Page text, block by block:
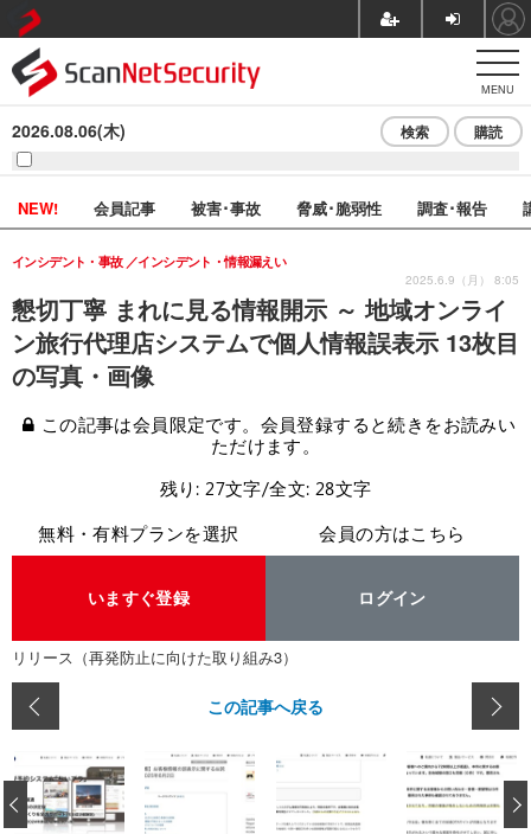
MENU
2026.08.06(木) 検索 購読
NEW! 会員記事 被害･事故 脅威･脆弱性 調査･報告
懇切丁寧 まれに見る情報開示 ～ 地域オンライ
ン旅行代理店システムで個人情報誤表示 13枚目
の写真・画像
インシデント・事故 インシデント・情報漏えい
2025.6.9（月） 8:05
この記事は会員限定です。会員登録すると続きをお読みい
ただけます。
残り: 27文字/全文: 28文字
無料・有料プランを選択
いますぐ登録
会員の方はこちら
ログイン
リリース（再発防止に向けた取り組み3）
この記事へ戻る
‹